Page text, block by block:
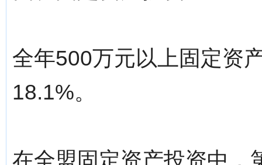
全年500万元以上固定资
18.1%。
在全盟固定资产投资中，